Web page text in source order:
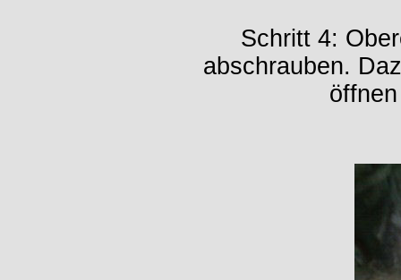
Schritt 4:
abschrauben.